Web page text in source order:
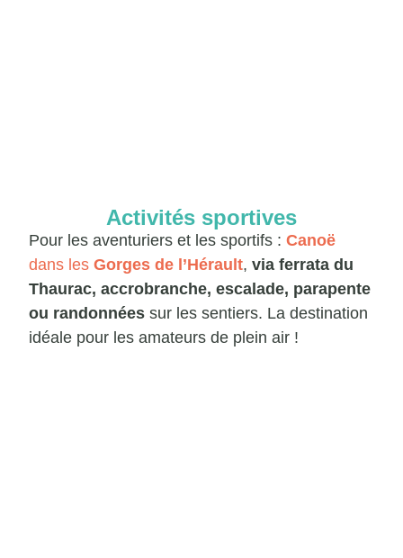
Activités sportives
Pour les aventuriers et les sportifs : Canoë
dans les Gorges de l’Hérault, via ferrata du
Thaurac, accrobranche, escalade, parapente
ou randonnées sur les sentiers. La destination
idéale pour les amateurs de plein air !